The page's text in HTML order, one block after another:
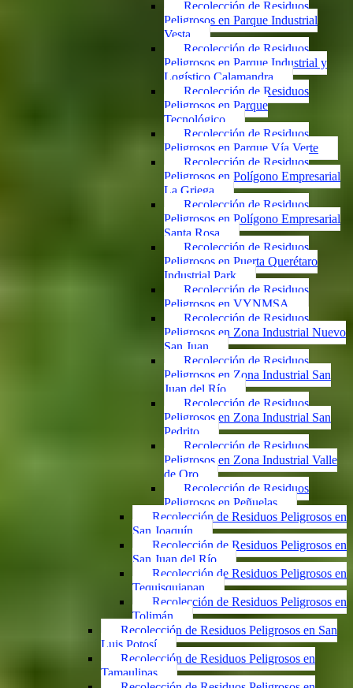
Recolección de Residuos
Peligrosos en Parque Industrial
Vesta
Recolección de Residuos
Peligrosos en Parque Industrial y
Logístico Calamandra
Recolección de Residuos
Peligrosos en Parque
Tecnológico
Recolección de Residuos
Peligrosos en Parque Vía Verte
Recolección de Residuos
Peligrosos en Polígono Empresarial
La Griega
Recolección de Residuos
Peligrosos en Polígono Empresarial
Santa Rosa
Recolección de Residuos
Peligrosos en Puerta Querétaro
Industrial Park
Recolección de Residuos
Peligrosos en VYNMSA
Recolección de Residuos
Peligrosos en Zona Industrial Nuevo
San Juan
Recolección de Residuos
Peligrosos en Zona Industrial San
Juan del Río
Recolección de Residuos
Peligrosos en Zona Industrial San
Pedrito
Recolección de Residuos
Peligrosos en Zona Industrial Valle
de Oro
Recolección de Residuos
Peligrosos en Peñuelas
Recolección de Residuos Peligrosos en
San Joaquín
Recolección de Residuos Peligrosos en
San Juan del Río
Recolección de Residuos Peligrosos en
Tequisquiapan
Recolección de Residuos Peligrosos en
Tolimán
Recolección de Residuos Peligrosos en San
Luis Potosí
Recolección de Residuos Peligrosos en
Tamaulipas